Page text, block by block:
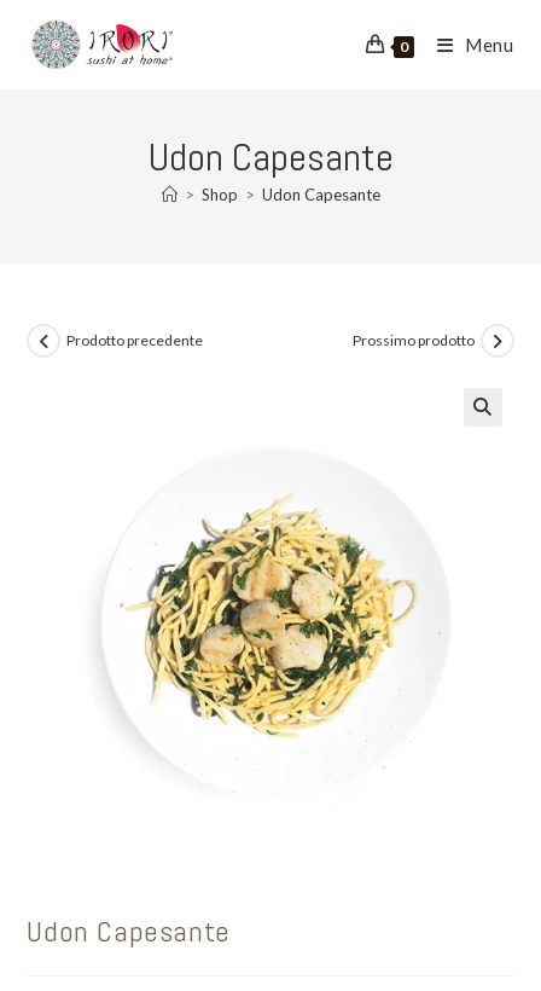
contenuto
0 Menu
Udon Capesante
> Shop > Udon Capesante
Prodotto precedente Prossimo prodotto
Udon Capesante